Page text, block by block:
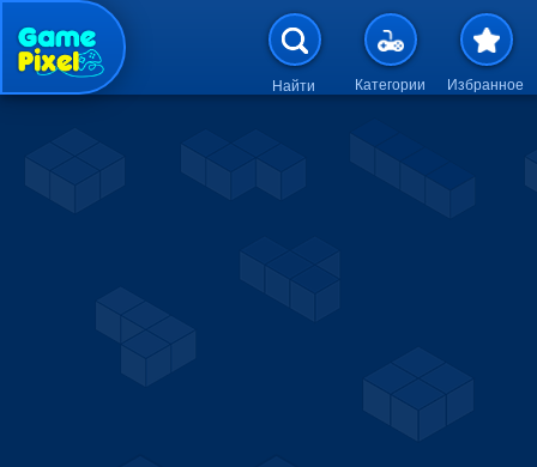
Перейти к основному
Найти Категории Избранное